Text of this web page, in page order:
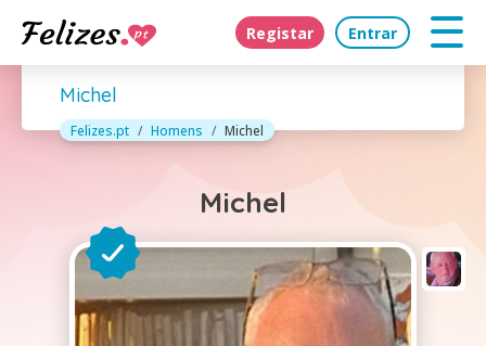
Registar Entrar
Michel
Felizes.pt Homens Michel
Michel